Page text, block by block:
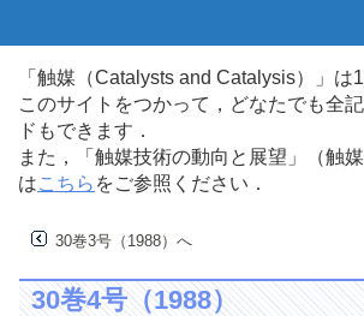
「触媒（Catalysts and Catalysis）」
このサイトをつかって，どなたでも全
ドもできます．
また，「触媒技術の動向と展望」（触
はこちら をご参照ください．
30巻3号（1988）へ
30巻4号（1988）